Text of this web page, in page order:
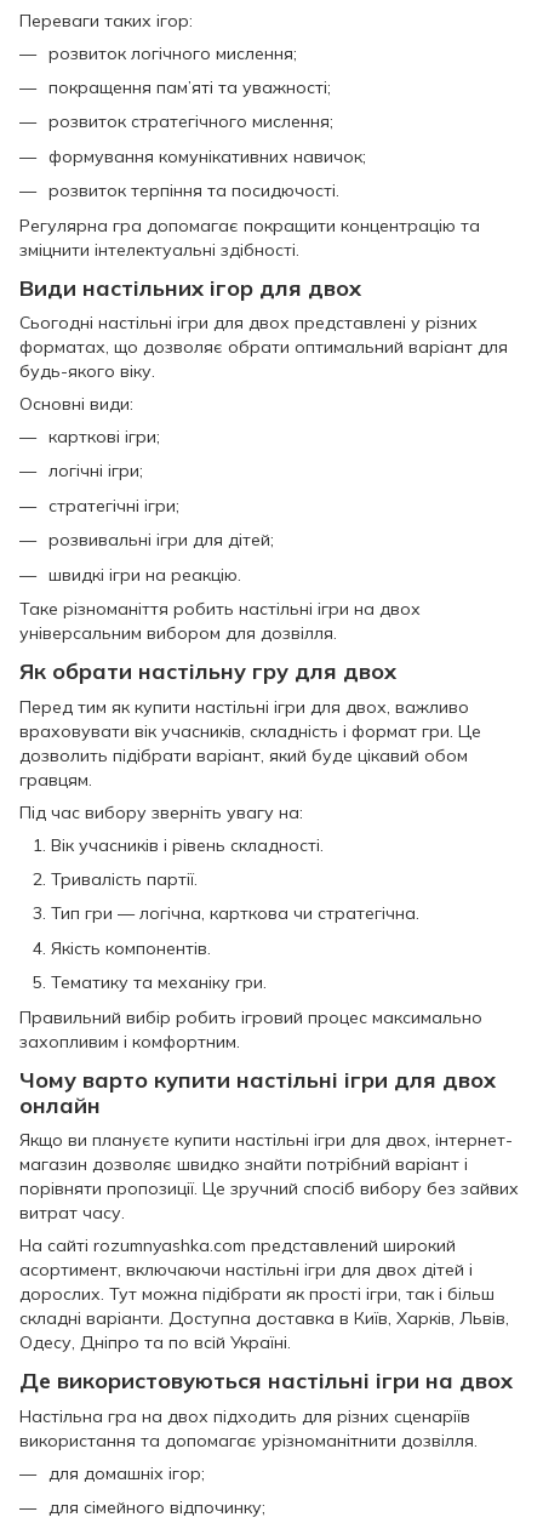
Переваги таких ігор:
розвиток логічного мислення;
покращення пам’яті та уважності;
розвиток стратегічного мислення;
формування комунікативних навичок;
розвиток терпіння та посидючості.
Регулярна гра допомагає покращити концентрацію та
зміцнити інтелектуальні здібності.
Види настільних ігор для двох
Сьогодні настільні ігри для двох представлені у різних
форматах, що дозволяє обрати оптимальний варіант для
будь-якого віку.
Основні види:
карткові ігри;
логічні ігри;
стратегічні ігри;
розвивальні ігри для дітей;
швидкі ігри на реакцію.
Таке різноманіття робить настільні ігри на двох
універсальним вибором для дозвілля.
Як обрати настільну гру для двох
Перед тим як купити настільні ігри для двох, важливо
враховувати вік учасників, складність і формат гри. Це
дозволить підібрати варіант, який буде цікавий обом
гравцям.
Під час вибору зверніть увагу на:
Вік учасників і рівень складності.
Тривалість партії.
Тип гри — логічна, карткова чи стратегічна.
Якість компонентів.
Тематику та механіку гри.
Правильний вибір робить ігровий процес максимально
захопливим і комфортним.
Чому варто купити настільні ігри для двох
онлайн
Якщо ви плануєте купити настільні ігри для двох, інтернет-
магазин дозволяє швидко знайти потрібний варіант і
порівняти пропозиції. Це зручний спосіб вибору без зайвих
витрат часу.
На сайті rozumnyashka.com представлений широкий
асортимент, включаючи настільні ігри для двох дітей і
дорослих. Тут можна підібрати як прості ігри, так і більш
складні варіанти. Доступна доставка в Київ, Харків, Львів,
Одесу, Дніпро та по всій Україні.
Де використовуються настільні ігри на двох
Настільна гра на двох підходить для різних сценаріїв
використання та допомагає урізноманітнити дозвілля.
для домашніх ігор;
для сімейного відпочинку;